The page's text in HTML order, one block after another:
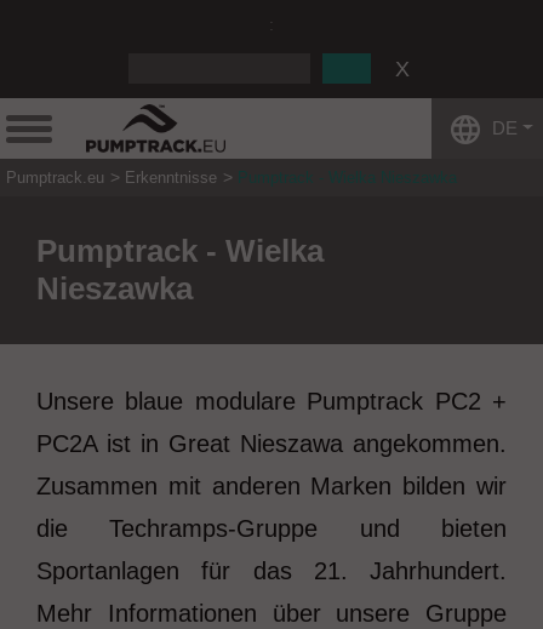
DE
Pumptrack.eu Erkenntnisse Pumptrack - Wielka Nieszawka
Pumptrack - Wielka
Nieszawka
Unsere blaue modulare Pumptrack PC2 +
PC2A ist in Great Nieszawa angekommen.
Zusammen mit anderen Marken bilden wir
die Techramps-Gruppe und bieten
Sportanlagen für das 21. Jahrhundert.
Mehr Informationen über unsere Gruppe